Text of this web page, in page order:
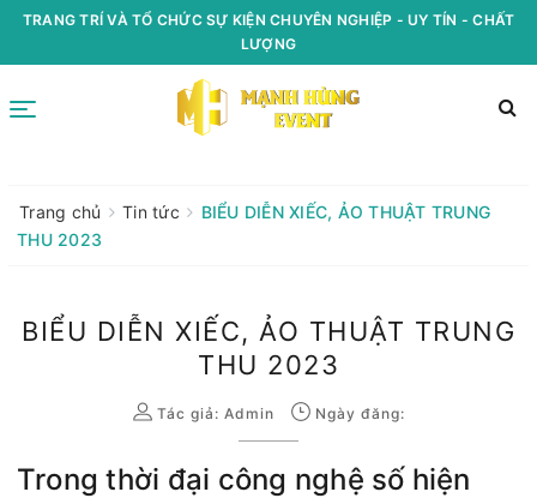
TRANG TRÍ VÀ TỔ CHỨC SỰ KIỆN CHUYÊN NGHIỆP - UY TÍN - CHẤT
LƯỢNG
Trang chủ Tin tức
BIỂU DIỄN XIẾC, ẢO THUẬT TRUNG
THU 2023
BIỂU DIỄN XIẾC, ẢO THUẬT TRUNG
THU 2023
Tác giả: Admin Ngày đăng:
Trong thời đại công nghệ số hiện